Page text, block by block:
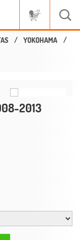
YOKOHAMA
2013